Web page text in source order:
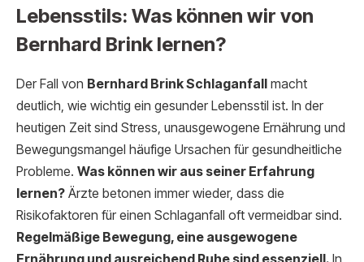
Lebensstils: Was können wir von
Bernhard Brink lernen?
Der Fall von Bernhard Brink Schlaganfall macht
deutlich, wie wichtig ein gesunder Lebensstil ist. In der
heutigen Zeit sind Stress, unausgewogene Ernährung und
Bewegungsmangel häufige Ursachen für gesundheitliche
Probleme. Was können wir aus seiner Erfahrung
lernen? Ärzte betonen immer wieder, dass die
Risikofaktoren für einen Schlaganfall oft vermeidbar sind.
Regelmäßige Bewegung, eine ausgewogene